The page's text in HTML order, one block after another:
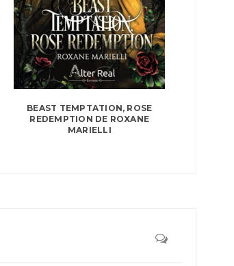
BEAST TEMPTATION, ROSE
REDEMPTION DE ROXANE
MARIELLI